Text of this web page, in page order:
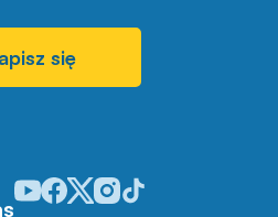
się
Odwiedź nasz profil w serwisie
Odwiedź nasz profil w serwisie
Odwiedź nasz profil w
Odwiedź nasz profil w
Odwiedź nasz profil